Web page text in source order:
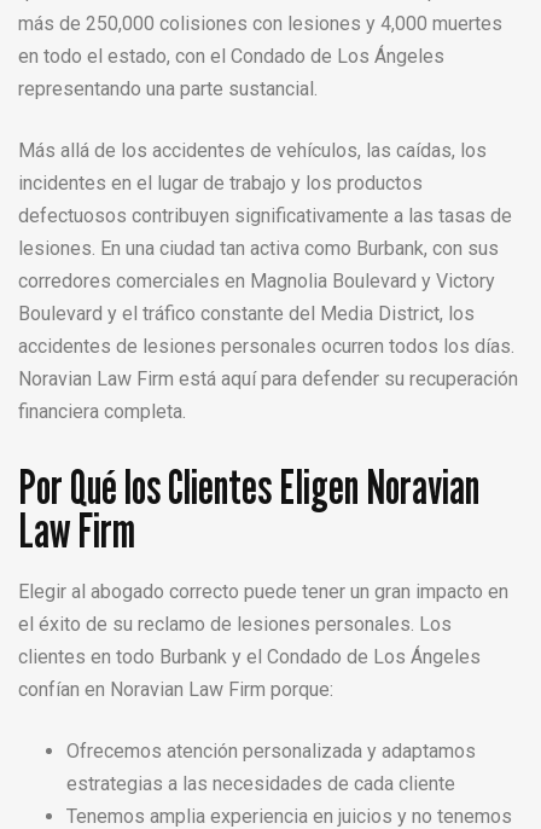
más de 250,000 colisiones con lesiones y 4,000 muertes
en todo el estado, con el Condado de Los Ángeles
representando una parte sustancial.
Más allá de los accidentes de vehículos, las caídas, los
incidentes en el lugar de trabajo y los productos
defectuosos contribuyen significativamente a las tasas de
lesiones. En una ciudad tan activa como Burbank, con sus
corredores comerciales en Magnolia Boulevard y Victory
Boulevard y el tráfico constante del Media District, los
accidentes de lesiones personales ocurren todos los días.
Noravian Law Firm está aquí para defender su recuperación
financiera completa.
Por Qué los Clientes Eligen Noravian
Law Firm
Elegir al abogado correcto puede tener un gran impacto en
el éxito de su reclamo de lesiones personales. Los
clientes en todo Burbank y el Condado de Los Ángeles
confían en Noravian Law Firm porque:
Ofrecemos atención personalizada y adaptamos
estrategias a las necesidades de cada cliente
Tenemos amplia experiencia en juicios y no tenemos